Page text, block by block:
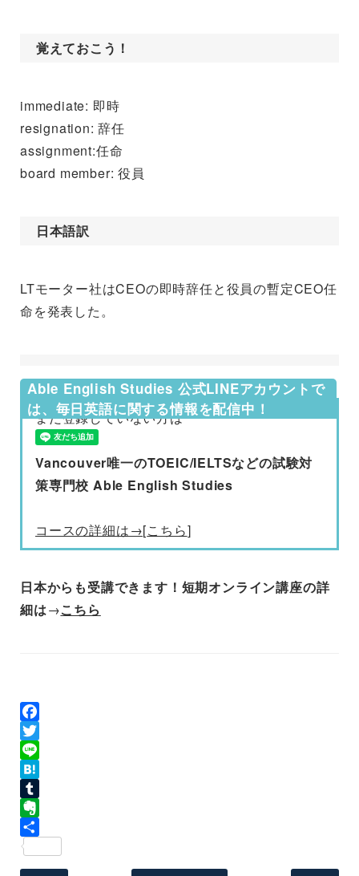
覚えておこう！
immediate: 即時
resignation: 辞任
assignment:任命
board member: 役員
日本語訳
LTモーター社はCEOの即時辞任と役員の暫定CEO任
命を発表した。
Able English Studies 公式LINEアカウントで
は、毎日英語に関する情報を配信中！
まだ登録していない方は
Vancouver唯一のTOEIC/IELTSなどの試験対
策専門校 Able English Studies
コースの詳細は→[こちら]
日本からも受講できます！短期オンライン講座の詳
細は→こちら
Facebook
Twitter
Line
Hatena
Tumblr
Evernote
有